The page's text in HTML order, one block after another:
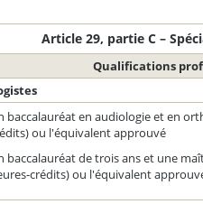
Article 29, partie C –
Qualifications
baccalauréat en audiologie et en
ou l'équivalent approuvé
baccalauréat de trois ans et une
crédits) ou l'équivalent